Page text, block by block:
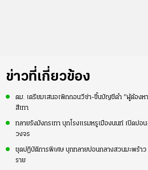
ข่าวที่เกี่ยวข้อง
ตม. เตรียมเสนอเพิกถอนวีซ่า-ขึ้นบัญชีดำ "ผู้ต้องห
สีเทา
ทลายรังมังกรเทา บุกโรงแรมหรูเมืองนนท์ เปิดบ่อ
วงจร
ชุดปฏิบัติการพิเศษ บุกทลายบ่อนกลางสวนมะพร้า
ราย